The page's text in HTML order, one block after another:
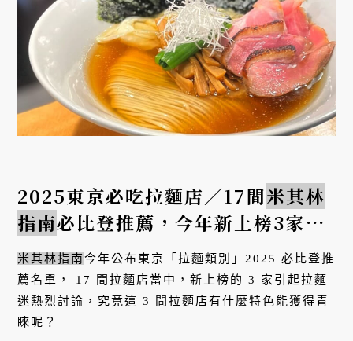
2025東京必吃拉麵店／17間米其林
指南必比登推薦，今年新上榜3家訪
日必吃！
米其林指南今年公布東京「拉麵類別」2025 必比登推
薦名單， 17 間拉麵店當中，新上榜的 3 家引起拉麵
迷熱烈討論，究竟這 3 間拉麵店有什麼特色能獲得青
睞呢？